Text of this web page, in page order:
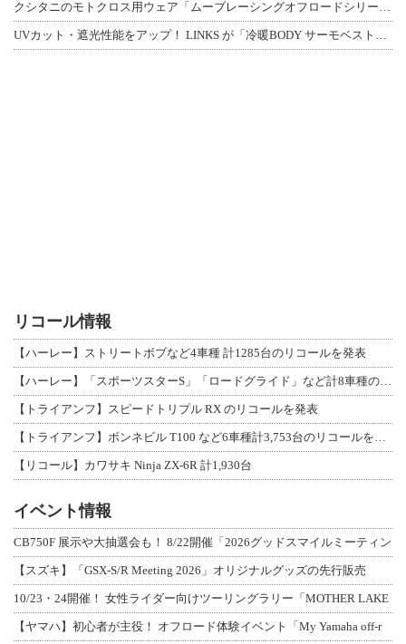
リコール情報
【ハーレー】ストリートボブなど4車種 計1285台のリコールを発表
【トライアンフ】スピードトリプル RX のリコールを発表
【リコール】カワサキ Ninja ZX-6R 計1,930台
イベント情報
CB750F 展示や大抽選会も！ 8/22開催「2026グッドスマイルミーティン
【スズキ】「GSX-S/R Meeting 2026」オリジナルグッズの先行販売
10/23・24開催！ 女性ライダー向けツーリングラリー「MOTHER LAKE
【ヤマハ】初心者が主役！ オフロード体験イベント「My Yamaha off-r